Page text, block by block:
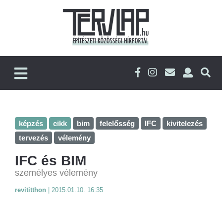
képzés cikk bim felelősség IFC
kivitelezés
tervezés
vélemény
IFC és BIM
személyes vélemény
revititthon 2015.01.10. 16:35